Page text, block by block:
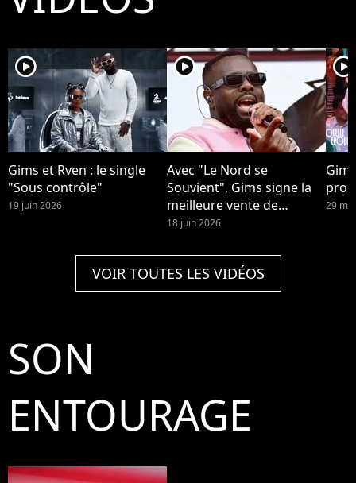
player2
Gims et Rven : le single
"Sous contrôle"
19 juin 2026
player2
Avec "Le Nord se
Souvient", Gims signe la
meilleure vente de
l'année.
18 juin 2026
player2
29
VOIR TOUTES LES VIDÉOS
SON
ENTOURAGE